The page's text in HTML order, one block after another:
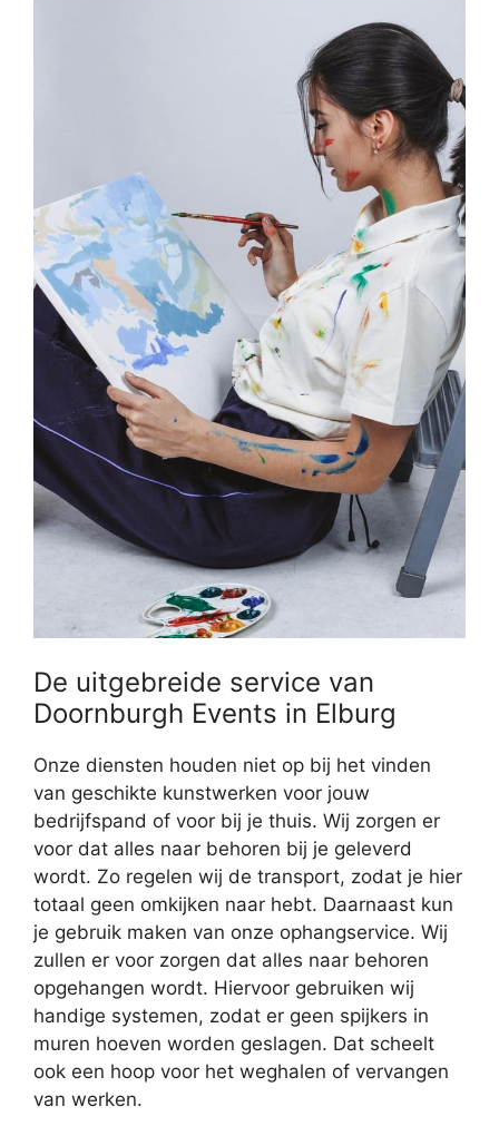
De uitgebreide service van
Doornburgh Events in Elburg
Onze diensten houden niet op bij het vinden
van geschikte kunstwerken voor jouw
bedrijfspand of voor bij je thuis. Wij zorgen er
voor dat alles naar behoren bij je geleverd
wordt. Zo regelen wij de transport, zodat je hier
totaal geen omkijken naar hebt. Daarnaast kun
je gebruik maken van onze ophangservice. Wij
zullen er voor zorgen dat alles naar behoren
opgehangen wordt. Hiervoor gebruiken wij
handige systemen, zodat er geen spijkers in
muren hoeven worden geslagen. Dat scheelt
ook een hoop voor het weghalen of vervangen
van werken.